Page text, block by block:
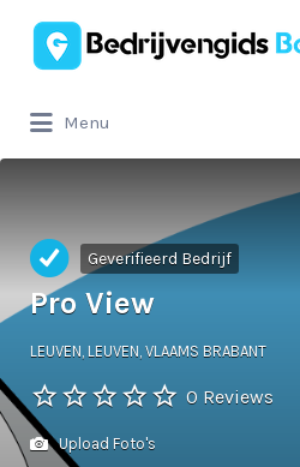
Zoek
naar:
Menu
naar:
Geverifieerd Bedrijf
Pro View
LEUVEN, LEUVEN, VLAAMS BRABANT
0 Reviews
Upload Foto's